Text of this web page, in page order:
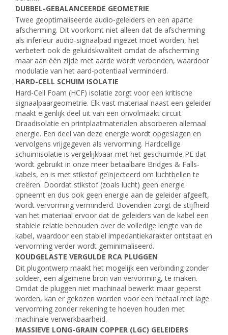
DUBBEL-GEBALANCEERDE GEOMETRIE
Twee geoptimaliseerde audio-geleiders en een aparte
afscherming. Dit voorkomt niet alleen dat de afscherming
als inferieur audio-signaalpad ingezet moet worden, het
verbetert ook de geluidskwaliteit omdat de afscherming
maar aan één zijde met aarde wordt verbonden, waardoor
modulatie van het aard-potentiaal verminderd.
HARD-CELL SCHUIM ISOLATIE
Hard-Cell Foam (HCF) isolatie zorgt voor een kritische
signaalpaargeometrie. Elk vast materiaal naast een geleider
maakt eigenlijk deel uit van een onvolmaakt circuit.
Draadisolatie en printplaatmaterialen absorberen allemaal
energie. Een deel van deze energie wordt opgeslagen en
vervolgens vrijgegeven als vervorming. Hardcellige
schuimisolatie is vergelijkbaar met het geschuimde PE dat
wordt gebruikt in onze meer betaalbare Bridges & Falls-
kabels, en is met stikstof geïnjecteerd om luchtbellen te
creëren. Doordat stikstof (zoals lucht) geen energie
opneemt en dus ook geen energie aan de geleider afgeeft,
wordt vervorming verminderd. Bovendien zorgt de stijfheid
van het materiaal ervoor dat de geleiders van de kabel een
stabiele relatie behouden over de volledige lengte van de
kabel, waardoor een stabiel impedantiekarakter ontstaat en
vervorming verder wordt geminimaliseerd.
KOUDGELASTE VERGULDE RCA PLUGGEN
Dit plugontwerp maakt het mogelijk een verbinding zonder
soldeer, een algemene bron van vervorming, te maken.
Omdat de pluggen niet machinaal bewerkt maar geperst
worden, kan er gekozen worden voor een metaal met lage
vervorming zonder rekening te hoeven houden met
machinale verwerkbaarheid.
MASSIEVE LONG-GRAIN COPPER (LGC) GELEIDERS